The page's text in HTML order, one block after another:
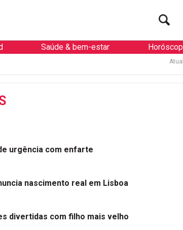
Saúde & bem-estar
Ator Rui
urgência com enfarte
nascimento real em Lisboa
divertidas com filho mais velho